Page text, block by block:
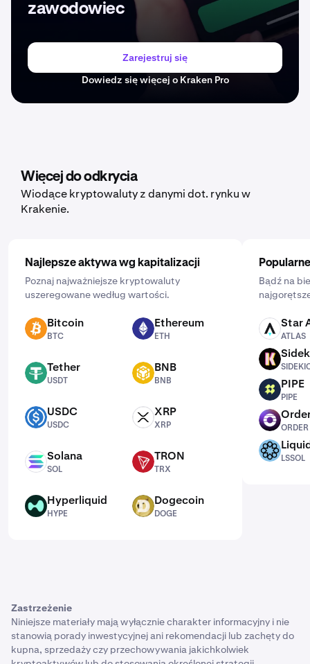
zawodowiec
Zarejestruj się
Dowiedz się więcej o Kraken Pro
Więcej do odkrycia
Wiodące kryptowaluty z danymi dot. rynku w
Krakenie.
Najlepsze aktywa wg kapitalizacji
Poznaj najważniejsze kryptowaluty
uszeregowane według wartości.
BTC Bitcoin
BTC
ETH Ethereum
ETH
USDT Tether
USDT
BNB BNB
BNB
USDC USDC
USDC
XRP XRP
XRP
SOL Solana
SOL
TRX TRON
TRX
HYPE Hyperliquid
HYPE
DOGE Dogecoin
DOGE
Bądź na
ATLAS Star
ATLAS
SIDEKICK
PIPE PIPE
PIPE
ORDER
ORDER
LSSOL
LSSOL
Zastrzeżenie
Niniejsze materiały mają wyłącznie charakter informacyjny i nie
stanowią porady inwestycyjnej ani rekomendacji lub zachęty do
kupna, sprzedaży czy przechowywania jakichkolwiek